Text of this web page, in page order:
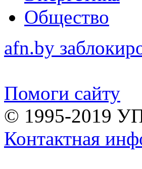
Общество
afn.by
Помоги сайту
© 1995-2019
Контактная